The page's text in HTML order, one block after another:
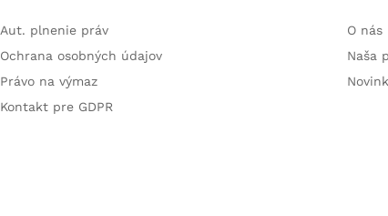
Aut. plnenie práv
Ochrana osobných údajov
Právo na výmaz
Kontakt pre GDPR
O nás
Naša